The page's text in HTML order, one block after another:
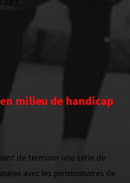
milieu de handicap
de terminer une série de
avec les pensionnaires de